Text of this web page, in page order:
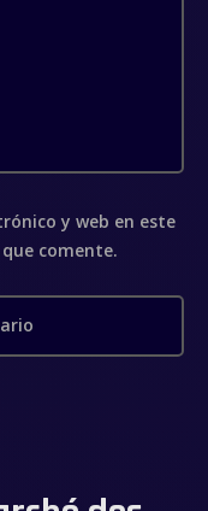
y web en este
comente.